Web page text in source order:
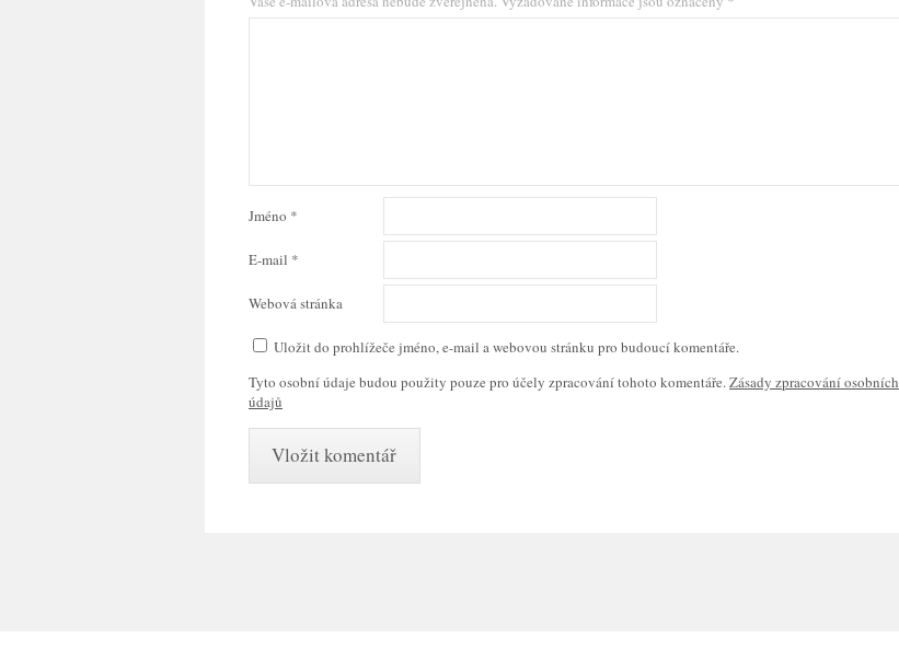
Jméno *
E-mail *
Webová stránka
Uložit do prohlížeče jméno, e-mail a webovou stránku pro budoucí komentáře.
Tyto osobní údaje budou použity pouze pro účely zpracování tohoto komentáře.Zásady zpracování osobních
údajů